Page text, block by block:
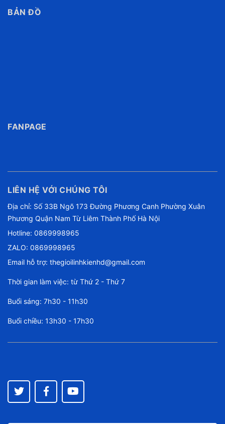
BẢN ĐỒ
FANPAGE
LIÊN HỆ VỚI CHÚNG TÔI
Địa chỉ: Số 33B Ngõ 173 Đường Phương Canh Phường Xuân
Phương Quận Nam Từ Liêm Thành Phố Hà Nội
Hotline: 0869998965
ZALO: 0869998965
Email hỗ trợ: thegioilinhkienhd@gmail.com
Thời gian làm việc: từ Thứ 2 - Thứ 7
Buổi sáng: 7h30 - 11h30
Buổi chiều: 13h30 - 17h30